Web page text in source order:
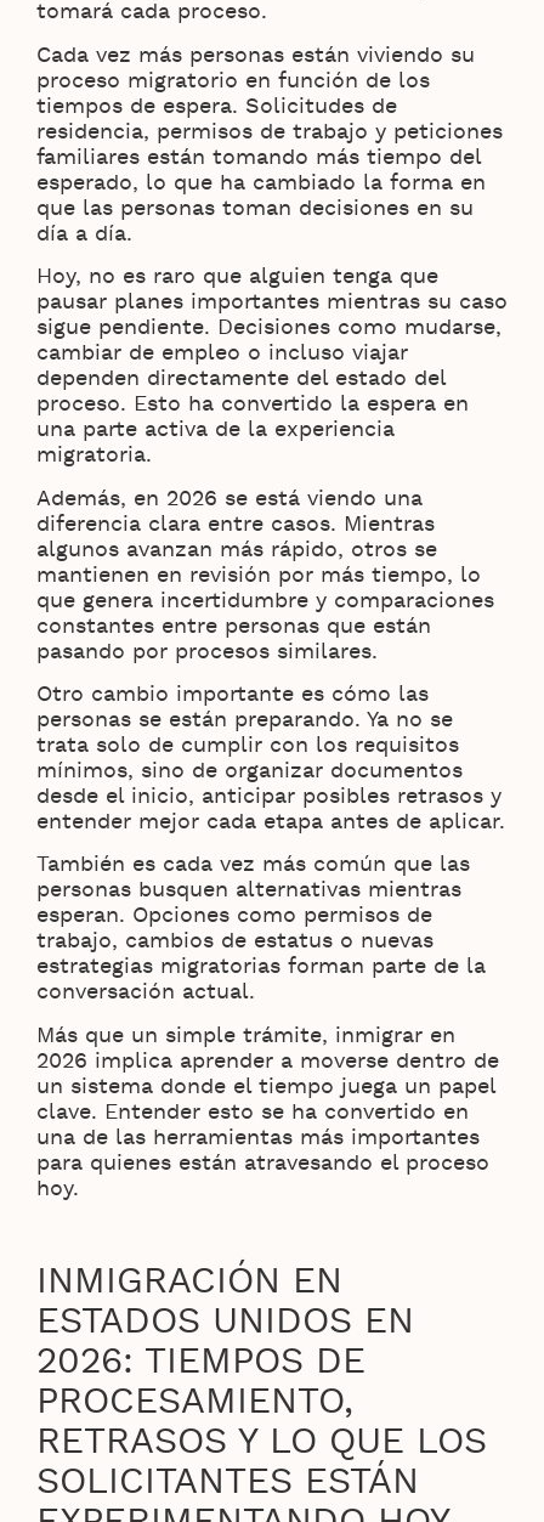
tomará cada proceso.
Cada vez más personas están viviendo su
proceso migratorio en función de los
tiempos de espera. Solicitudes de
residencia, permisos de trabajo y peticiones
familiares están tomando más tiempo del
esperado, lo que ha cambiado la forma en
que las personas toman decisiones en su
día a día.
Hoy, no es raro que alguien tenga que
pausar planes importantes mientras su caso
sigue pendiente. Decisiones como mudarse,
cambiar de empleo o incluso viajar
dependen directamente del estado del
proceso. Esto ha convertido la espera en
una parte activa de la experiencia
migratoria.
Además, en 2026 se está viendo una
diferencia clara entre casos. Mientras
algunos avanzan más rápido, otros se
mantienen en revisión por más tiempo, lo
que genera incertidumbre y comparaciones
constantes entre personas que están
pasando por procesos similares.
Otro cambio importante es cómo las
personas se están preparando. Ya no se
trata solo de cumplir con los requisitos
mínimos, sino de organizar documentos
desde el inicio, anticipar posibles retrasos y
entender mejor cada etapa antes de aplicar.
También es cada vez más común que las
personas busquen alternativas mientras
esperan. Opciones como permisos de
trabajo, cambios de estatus o nuevas
estrategias migratorias forman parte de la
conversación actual.
Más que un simple trámite, inmigrar en
2026 implica aprender a moverse dentro de
un sistema donde el tiempo juega un papel
clave. Entender esto se ha convertido en
una de las herramientas más importantes
para quienes están atravesando el proceso
hoy.
INMIGRACIÓN EN
ESTADOS UNIDOS EN
2026: TIEMPOS DE
PROCESAMIENTO,
RETRASOS Y LO QUE LOS
SOLICITANTES ESTÁN